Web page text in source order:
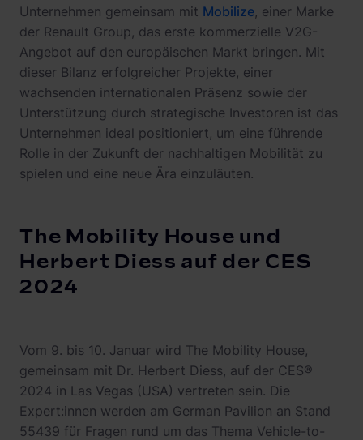
Unternehmen gemeinsam mit Mobilize , einer Marke
der Renault Group, das erste kommerzielle V2G-
Angebot auf den europäischen Markt bringen. Mit
dieser Bilanz erfolgreicher Projekte, einer
wachsenden internationalen Präsenz sowie der
Unterstützung durch strategische Investoren ist das
Unternehmen ideal positioniert, um eine führende
Rolle in der Zukunft der nachhaltigen Mobilität zu
spielen und eine neue Ära einzuläuten.
The Mobility House und
Herbert Diess auf der CES
2024
Vom 9. bis 10. Januar wird The Mobility House,
gemeinsam mit Dr. Herbert Diess, auf der CES®
2024 in Las Vegas (USA) vertreten sein. Die
Expert:innen werden am German Pavilion an Stand
55439 für Fragen rund um das Thema Vehicle-to-